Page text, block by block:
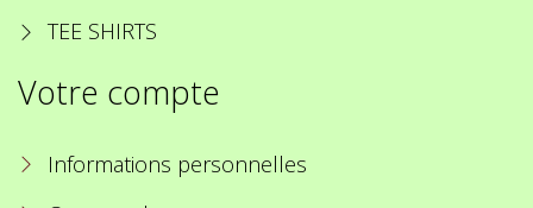
TEE SHIRTS
Votre compte
Informations personnelles